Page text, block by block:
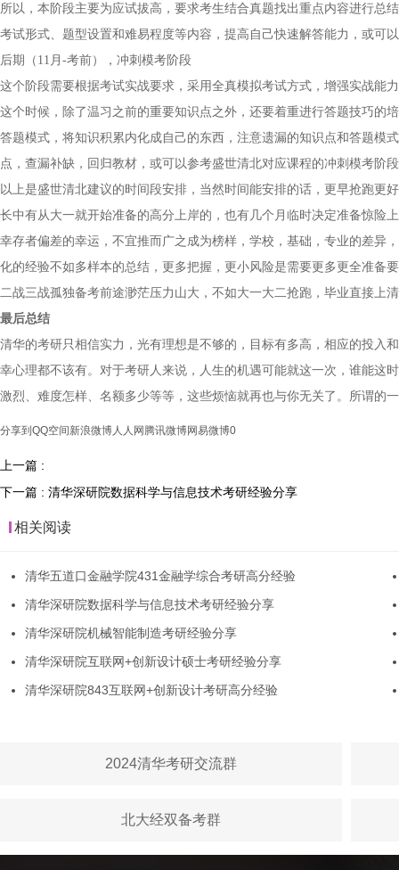
所以，本阶段主要为应试拔高，要求考生结合真题找出重点内容进行总
考试形式、题型设置和难易程度等内容，提高自己快速解答能力，或可
后期（11月-考前），冲刺模考阶段
这个阶段需要根据考试实战要求，采用全真模拟考试方式，增强实战能
这个时候，除了温习之前的重要知识点之外，还要着重进行答题技巧的
答题模式，将知识积累内化成自己的东西，注意遗漏的知识点和答题模
点，查漏补缺，回归教材，或可以参考盛世清北对应课程的冲刺模考阶
以上是盛世清北建议的时间段安排，当然时间能安排的话，更早抢跑更
长中有从大一就开始准备的高分上岸的，也有几个月临时决定准备惊险
幸存者偏差的幸运，不宜推而广之成为榜样，学校，基础，专业的差异
化的经验不如多样本的总结，更多把握，更小风险是需要更多更全准备
二战三战孤独备考前途渺茫压力山大，不如大一大二抢跑，毕业直接上
最后总结
清华的考研只相信实力，光有理想是不够的，目标有多高，相应的投入
幸心理都不该有。对于考研人来说，人生的机遇可能就这一次，谁能这
激烈、难度怎样、名额多少等等，这些烦恼就再也与你无关了。所谓的
分享到 QQ空间 新浪微博人人网 腾讯微博网易微博0
上一篇 :
下一篇 : 清华深研院数据科学与信息技术考研经验分享
相关阅读
清华五道口金融学院431金融学综合考研高分经验
清华深研院数据科学与信息技术考研经验分享
清华深研院机械智能制造考研经验分享
清华深研院互联网+创新设计硕士考研经验分享
清华深研院843互联网+创新设计考研高分经验
2024清华考研交流群
北大经双备考群